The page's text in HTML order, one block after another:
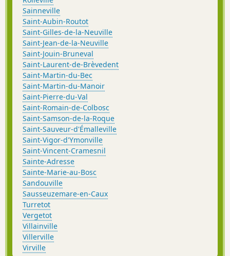
Sainneville
Saint-Aubin-Routot
Saint-Gilles-de-la-Neuville
Saint-Jean-de-la-Neuville
Saint-Jouin-Bruneval
Saint-Laurent-de-Brèvedent
Saint-Martin-du-Bec
Saint-Martin-du-Manoir
Saint-Pierre-du-Val
Saint-Romain-de-Colbosc
Saint-Samson-de-la-Roque
Saint-Sauveur-d'Émalleville
Saint-Vigor-d'Ymonville
Saint-Vincent-Cramesnil
Sainte-Adresse
Sainte-Marie-au-Bosc
Sandouville
Sausseuzemare-en-Caux
Turretot
Vergetot
Villainville
Villerville
Virville